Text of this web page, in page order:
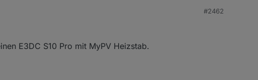
#2462
E3DC S10 Pro mit MyPV Heizstab.